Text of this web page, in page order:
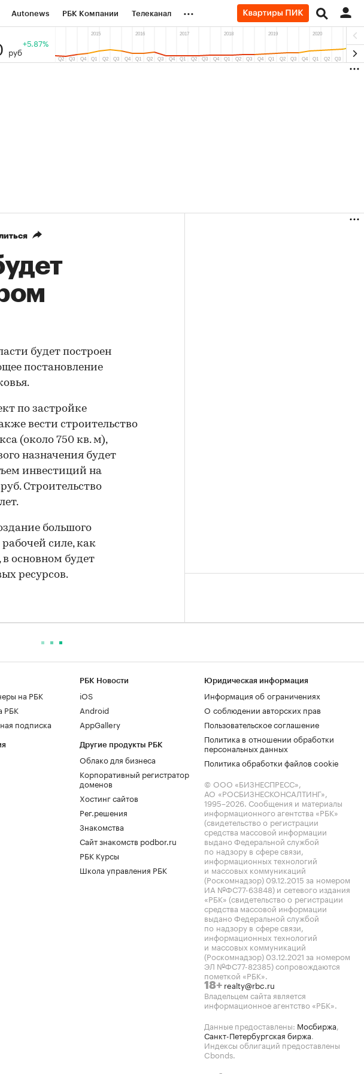
Autonews РБК Компании Телеканал
Тренды
...
руб
+5.87%
будет построен
постановление
по застройке
вести строительство
(около 750 кв. м),
назначения будет
инвестиций на
Строительство
большого
силе, как
основном будет
ресурсов.
на РБК
РБК
подписка
РБК Новости
iOS
Android
AppGallery
Другие продукты РБК
Облако для бизнеса
Корпоративный регистратор
доменов
Хостинг сайтов
Рег.решения
Знакомства
Сайт знакомств podbor.ru
РБК Курсы
Школа управления РБК
Юридическая информация
Информация об ограничениях
О соблюдении авторских прав
Пользовательское соглашение
Политика в отношении обработки
персональных данных
Политика обработки файлов cookie
© ООО «БИЗНЕСПРЕСС»,
АО «РОСБИЗНЕСКОНСАЛТИНГ»,
1995–2026. Сообщения и материалы
информационного агентства «РБК»
(свидетельство о регистрации
средства массовой информации
выдано Федеральной службой
по надзору в сфере связи,
информационных технологий
и массовых коммуникаций
(Роскомнадзор) 09.12.2015 за номером
ИА №ФС77-63848) и сетевого издания
«РБК» (свидетельство о регистрации
средства массовой информации
выдано Федеральной службой
по надзору в сфере связи,
информационных технологий
и массовых коммуникаций
(Роскомнадзор) 03.12.2021 за номером
ЭЛ №ФС77-82385) сопровождаются
пометкой «РБК».
18+ realty@rbc.ru
Владельцем сайта является
информационное агентство «РБК».
Данные предоставлены: Мосбиржа,
Санкт-Петербургская биржа.
Индексы облигаций предоставлены
Cbonds.